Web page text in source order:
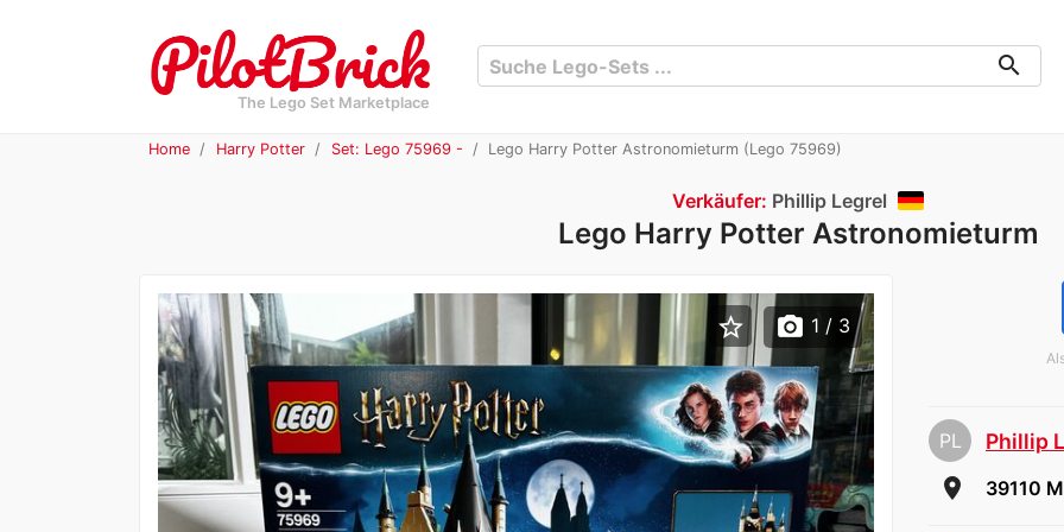
The Lego Set Marketplace
search
Home Harry Potter Set: Lego 75969 - Lego Harry Potter Astronomieturm (Lego 75969)
Verkäufer: Phillip Legrel
Lego Harry Potter Astronomieturm
PL Phillip
room 39110
star_border photo_camera 1 / 3